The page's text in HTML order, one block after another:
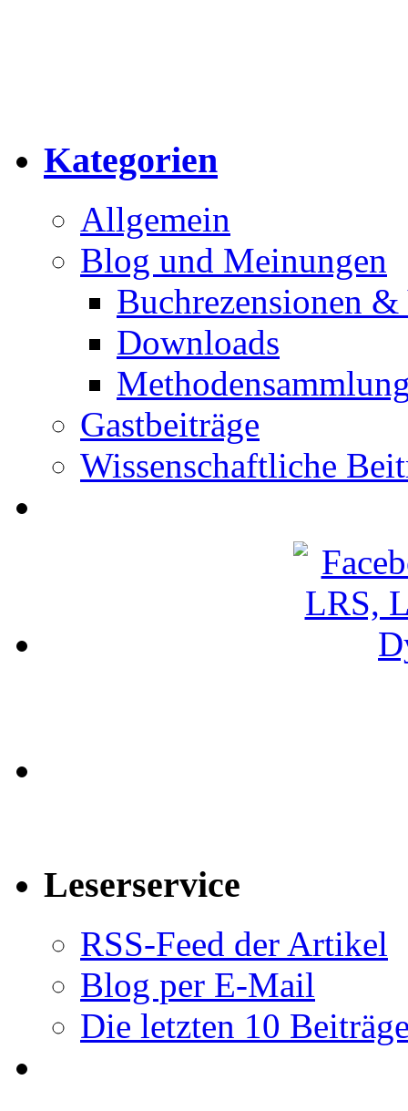
Kategorien
Allgemein
Blog und Meinungen
Buchrezensionen
Downloads
Gastbeiträge
Wissenschaftliche
Leserservice
RSS-Feed der Artikel
Blog per E-Mail
Die letzten 10